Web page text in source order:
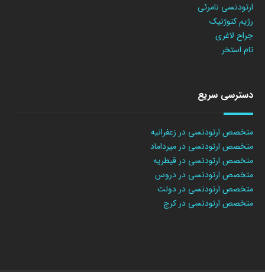
ارتودنسی نامرئی
رژیم کتوژنیک
جراح لاغری
تام استخر
دسترسی سریع
متخصص ارتودنسی در زعفرانیه
متخصص ارتودنسی در میرداماد
متخصص ارتودنسی در قیطریه
متخصص ارتودنسی در دروس
متخصص ارتودنسی در دولت
متخصص ارتودنسی در کرج